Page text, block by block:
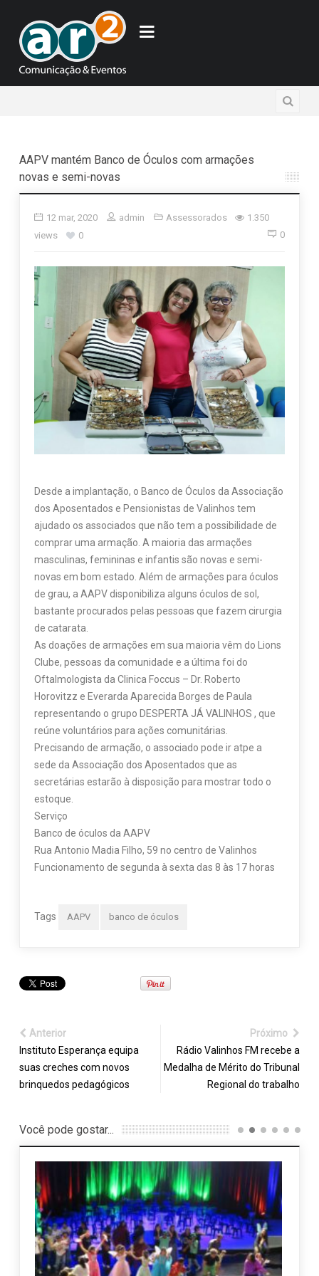
AAPV mantém Banco de Óculos com armações
novas e semi-novas
12 mar, 2020 admin Assessorados
1.350
views
0 0
Desde a implantação, o Banco de Óculos da Associação
dos Aposentados e Pensionistas de Valinhos tem
ajudado os associados que não tem a possibilidade de
comprar uma armação. A maioria das armações
masculinas, femininas e infantis são novas e semi-
novas em bom estado. Além de armações para óculos
de grau, a AAPV disponibiliza alguns óculos de sol,
bastante procurados pelas pessoas que fazem cirurgia
de catarata.
As doações de armações em sua maioria vêm do Lions
Clube, pessoas da comunidade e a última foi do
Oftalmologista da Clinica Foccus – Dr. Roberto
Horovitzz e Everarda Aparecida Borges de Paula
representando o grupo DESPERTA JÁ VALINHOS , que
reúne voluntários para ações comunitárias.
Precisando de armação, o associado pode ir atpe a
sede da Associação dos Aposentados que as
secretárias estarão à disposição para mostrar todo o
estoque.
Serviço
Banco de óculos da AAPV
Rua Antonio Madia Filho, 59 no centro de Valinhos
Funcionamento de segunda à sexta das 8 às 17 horas
Tags AAPV banco de óculos
Anterior
Instituto Esperança equipa
suas creches com novos
brinquedos pedagógicos
Próximo
Rádio Valinhos FM recebe a
Medalha de Mérito do Tribunal
Regional do trabalho
Você pode gostar...